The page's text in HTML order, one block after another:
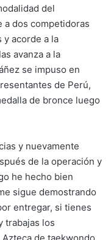
del
dos competidoras
y acorde a la
avanza a la
se impuso en
de Perú,
de bronce luego
y nuevamente
de la operación y
he hecho bien
sigue demostrando
entregar, si tienes
trabajas los